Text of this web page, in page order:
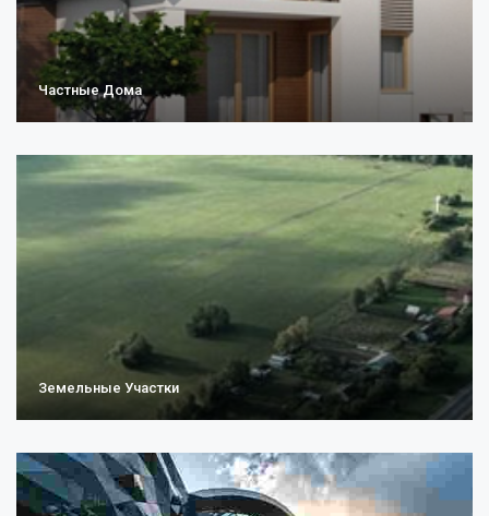
Частные Дома
Земельные Участки